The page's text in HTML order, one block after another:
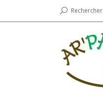
Rechercher